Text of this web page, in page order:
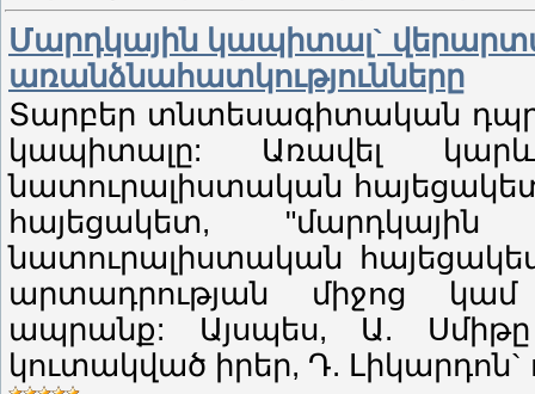
Մարդկային կապիտալ`
առանձնահատկությունները
Տարբեր տնտեսագիտական
կապիտալը: Առավել
նատուրալիստական
հայեցակետ,
նատուրալիստական
արտադրության միջոց
ապրանք: Այսպես, Ա.
կուտակված իրեր, Դ.